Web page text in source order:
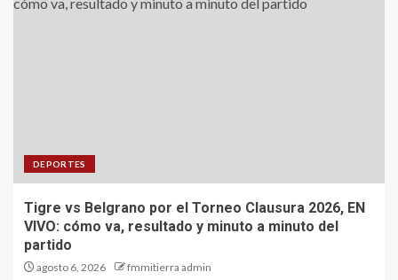
DEPORTES
Tigre vs Belgrano por el Torneo Clausura 2026, EN
VIVO: cómo va, resultado y minuto a minuto del
partido
agosto 6, 2026 fmmitierra admin